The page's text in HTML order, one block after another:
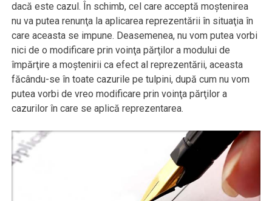
dacă este cazul. În schimb, cel care acceptă moştenirea
nu va putea renunţa la aplicarea reprezentării în situaţia în
care aceasta se impune. Deasemenea, nu vom putea vorbi
nici de o modificare prin voinţa părţilor a modului de
împărţire a moştenirii ca efect al reprezentării, aceasta
făcându-se în toate cazurile pe tulpini, după cum nu vom
putea vorbi de vreo modificare prin voinţa părţilor a
cazurilor în care se aplică reprezentarea.